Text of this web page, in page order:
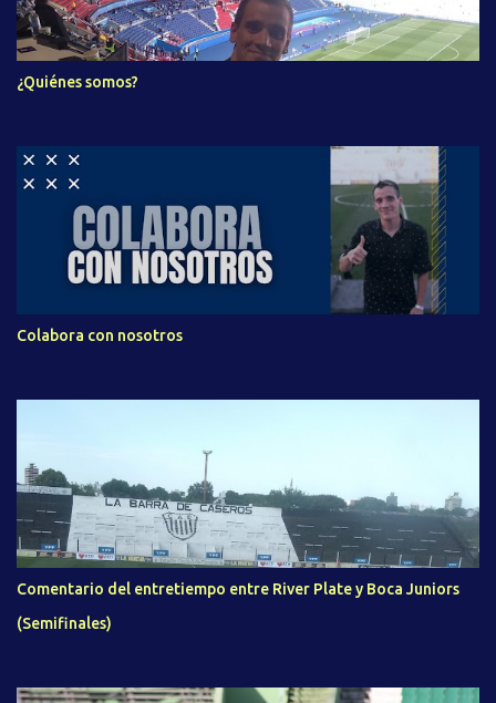
¿Quiénes somos?
Colabora con nosotros
Comentario del entretiempo entre River Plate y Boca Juniors
(Semifinales)